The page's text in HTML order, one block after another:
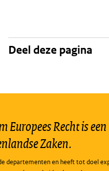
Deel deze pagina
Europees Recht is
Zaken.
departementen en heeft tot doel